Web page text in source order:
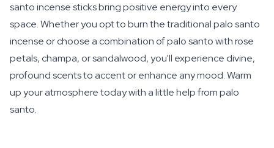
santo incense sticks bring positive energy into every
space. Whether you opt to burn the traditional palo santo
incense or choose a combination of palo santo with rose
petals, champa, or sandalwood, you'll experience divine,
profound scents to accent or enhance any mood. Warm
up your atmosphere today with a little help from palo
santo.